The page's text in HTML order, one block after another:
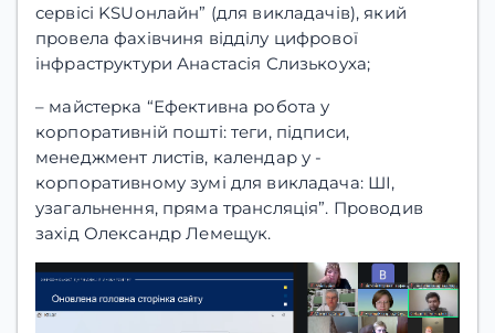
сервісі KSUонлайн” (для викладачів), який
провела фахівчиня відділу цифрової
інфраструктури Анастасія Слизькоуха;
– майстерка “Ефективна робота у
корпоративній пошті: теги, підписи,
менеджмент листів, календар у -
корпоративному зумі для викладача: ШІ,
узагальнення, пряма трансляція”. Проводив
захід Олександр Лемещук.